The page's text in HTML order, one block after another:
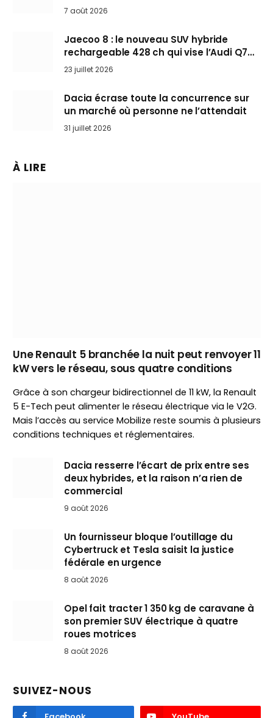
Mini désertent le salon
7 août 2026
Jaecoo 8 : le nouveau SUV hybride
rechargeable 428 ch qui vise l’Audi Q7
arrive en Europe cet automne
23 juillet 2026
Dacia écrase toute la concurrence sur
un marché où personne ne l’attendait
31 juillet 2026
À LIRE
Une Renault 5 branchée la nuit peut renvoyer 11
kW vers le réseau, sous quatre conditions
Grâce à son chargeur bidirectionnel de 11 kW, la Renault
5 E-Tech peut alimenter le réseau électrique via le V2G.
Mais l’accès au service Mobilize reste soumis à plusieurs
conditions techniques et réglementaires.
Dacia resserre l’écart de prix entre ses
deux hybrides, et la raison n’a rien de
commercial
9 août 2026
Un fournisseur bloque l’outillage du
Cybertruck et Tesla saisit la justice
fédérale en urgence
8 août 2026
Opel fait tracter 1 350 kg de caravane à
son premier SUV électrique à quatre
roues motrices
8 août 2026
SUIVEZ-NOUS